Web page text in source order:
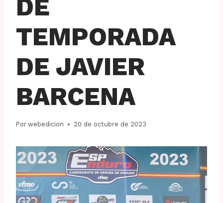
DE
TEMPORADA
DE JAVIER
BARCENA
Por webedicion 20 de octubre de 2023